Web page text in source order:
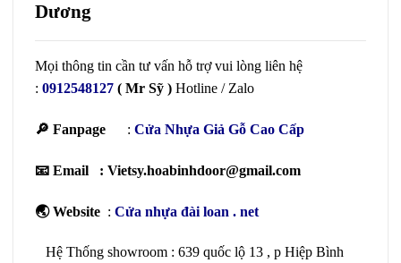
Dương
Mọi thông tin cần tư vấn hỗ trợ vui lòng liên hệ
: 0912548127 ( Mr Sỹ ) Hotline / Zalo
🔎 Fanpage : Cửa Nhựa Giả Gỗ Cao Cấp
📧 Email : Vietsy.hoabinhdoor@gmail.com
🌏 Website : Cửa nhựa đài loan . net
Hệ Thống showroom : 639 quốc lộ 13 , p Hiệp Bình